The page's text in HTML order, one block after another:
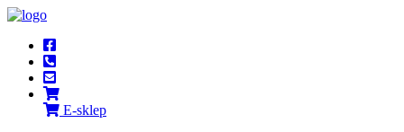
E‑sklep